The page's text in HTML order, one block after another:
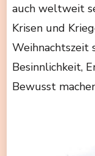
auch weltweit
Krisen und
Besinnlichkeit,
Bewusst